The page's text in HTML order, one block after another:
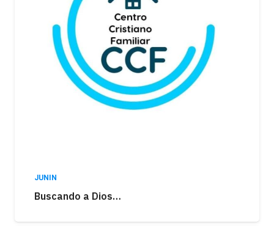
JUNIN
Buscando a Dios…